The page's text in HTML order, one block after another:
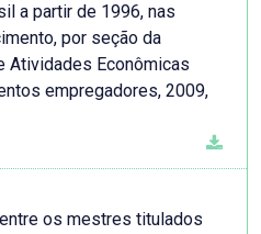
a partir de 1996, nas
por seção da
Atividades Econômicas
empregadores, 2009,
os mestres titulados